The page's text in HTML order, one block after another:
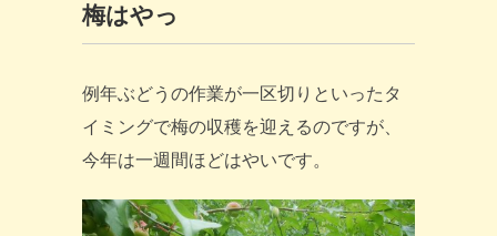
梅はやっ
例年ぶどうの作業が一区切りといったタ
イミングで梅の収穫を迎えるのですが、
今年は一週間ほどはやいです。